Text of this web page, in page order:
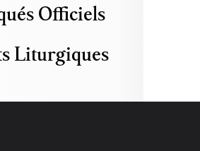
Officiels
Liturgiques